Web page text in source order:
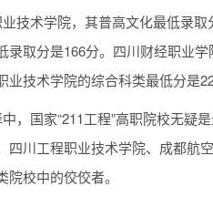
技术学院，其普高文化最低录
录取分是166分。四川财经职业
业技术学院的综合科类最低分是
，国家“211工程”高职院校无疑
四川工程职业技术学院、成都航
院校中的佼佼者。